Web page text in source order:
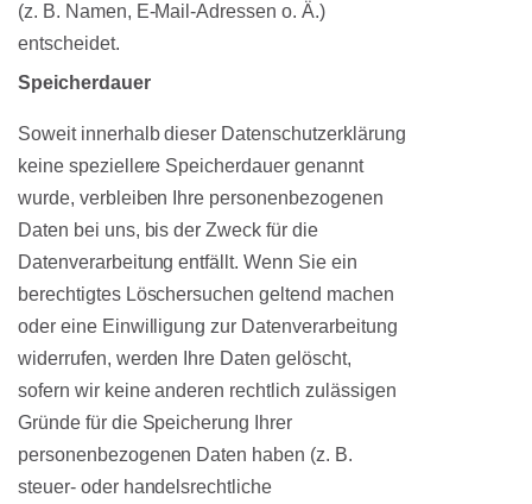
(z. B. Namen, E-Mail-Adressen o. Ä.)
entscheidet.
Speicherdauer
Soweit innerhalb dieser Datenschutzerklärung
keine speziellere Speicherdauer genannt
wurde, verbleiben Ihre personenbezogenen
Daten bei uns, bis der Zweck für die
Datenverarbeitung entfällt. Wenn Sie ein
berechtigtes Löschersuchen geltend machen
oder eine Einwilligung zur Datenverarbeitung
widerrufen, werden Ihre Daten gelöscht,
sofern wir keine anderen rechtlich zulässigen
Gründe für die Speicherung Ihrer
personenbezogenen Daten haben (z. B.
steuer- oder handelsrechtliche